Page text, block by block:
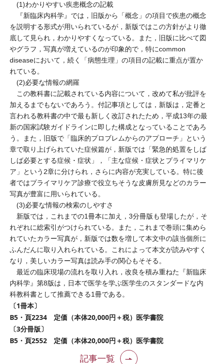
(1)わかりやすい疾患概念の記載
『新臨床内科学』では，旧版から「概念」の項目で疾患の概念
を説明する形式が用いられているが，新版ではこの方針がより徹
底して見られ，わかりやすくなっている。また，旧版に比べて図
やグラフ，写真が増えているのが印象的で，特にcommon
diseaseにおいて，続く「病態生理」の項目の記載に重点が置か
れている。
(2)必要な情報の網羅
この教科書に記載されている内容について，改めて私が批評を
加えるまでもないであろう。付記事項としては，新版は，定番と
言われる教科書の中で最も新しく改訂されたため，平成13年の最
新の国家試験ガイドラインに即した構成となっていることであろ
う。また，旧版で「臨床的プロブレムからのアプローチ」という
章で取り上げられていた症候篇が，新版では「緊急的処置をしば
しば必要とする症候・症状」，「主な症候・症状とプライマリケ
ア」という2章に分けられ，さらに内容が充実している。特に後
者ではプライマリケア診療で役立ちそうな皮膚所見などのカラー
写真が豊富に用いられている。
(3)必要な情報の検索のしやすさ
新版では，これまでの1冊本に加え，3分冊版も登場したが，そ
れぞれに総索引がつけられている。また，これまで巻頭に集めら
れていたカラー写真が，新版では数を増して本文中の該当個所に
ふんだんに取り入れられている。これによって本文が読みやすく
なり，美しいカラー写真は読み手の関心もそそる。
最近の臨床現場の流れを取り入れ，改良を積み重ねた『新臨床
内科学』第8版は，日本で医学を学ぶ医学生のスタンダードな内
科教科書として推薦できる1冊である。
〔1冊本〕
B5・頁2234 定価（本体20,000円＋税）医学書院
〔3分冊版〕
B5・頁2552 定価（本体20,000円＋税）医学書院
記事一覧